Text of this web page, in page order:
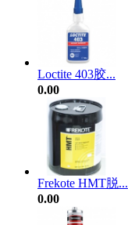
Loctite 403胶...
0.00
Frekote HMT脱...
0.00